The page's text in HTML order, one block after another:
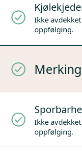
Ikke
oppfølging.
Ikke
oppfølging.